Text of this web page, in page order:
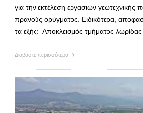
για την εκτέλεση εργασιών γεωτεχνικής
πρανούς ορύγματος. Ειδικότερα,
τα εξής: Αποκλεισμός τμήματος
Διαβάστε περισσότερα